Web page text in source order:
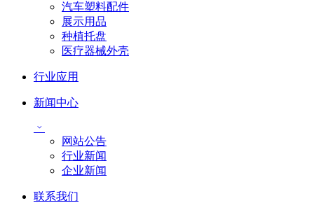
汽车塑料配件
展示用品
种植托盘
医疗器械外壳
行业应用
新闻中心
网站公告
行业新闻
企业新闻
联系我们